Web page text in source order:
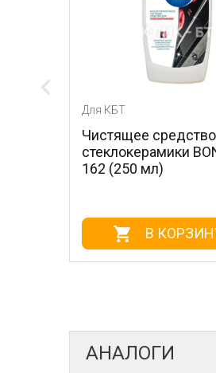
Чистящее средство для
стеклокерамики BON BN-
162 (250 мл)
В КОРЗИНУ
АНАЛОГИ